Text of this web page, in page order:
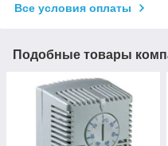
Все условия оплаты
Подобные товары